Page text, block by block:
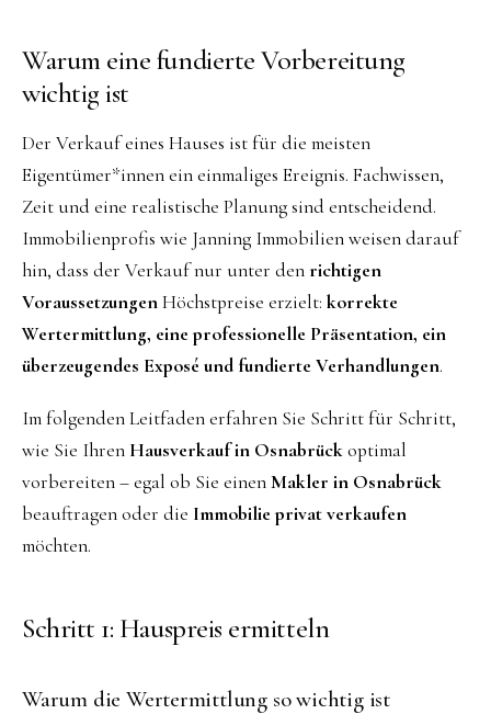
Warum eine fundierte Vorbereitung
wichtig ist
Der Verkauf eines Hauses ist für die meisten
Eigentümer*innen ein einmaliges Ereignis. Fachwissen,
Zeit und eine realistische Planung sind entscheidend.
Immobilienprofis wie Janning Immobilien weisen darauf
hin, dass der Verkauf nur unter denrichtigen
VoraussetzungenHöchstpreise erzielt: korrekte
Wertermittlung, eine professionelle Präsentation, ein
überzeugendes Exposé und fundierte Verhandlungen.
Im folgenden Leitfaden erfahren Sie Schritt für Schritt,
wie Sie Ihren Hausverkauf in Osnabrückoptimal
vorbereiten – egal ob Sie einenMakler in Osnabrück
beauftragen oder die Immobilie privat verkaufen
möchten.
Schritt 1: Hauspreis ermitteln
Warum die Wertermittlung so wichtig ist